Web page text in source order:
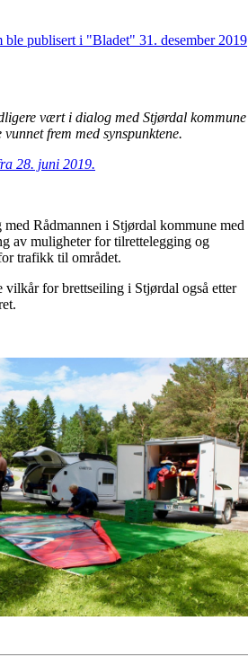
ble publisert i "Bladet" 31. desember 2019
vært i dialog med Stjørdal kommune
frem med synspunktene.
28. juni 2019.
Rådmannen i Stjørdal kommune med
av muligheter for tilrettelegging og
trafikk til området.
vilkår for brettseiling i Stjørdal også etter